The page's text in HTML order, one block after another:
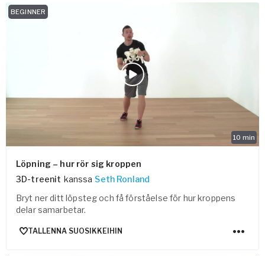
10 min
BEGINNER
Löpning – hur rör sig kroppen
3D-treenit kanssa Seth Ronland
Bryt ner ditt löpsteg och få förståelse för hur kroppens
delar samarbetar.
TALLENNA SUOSIKKEIHIN